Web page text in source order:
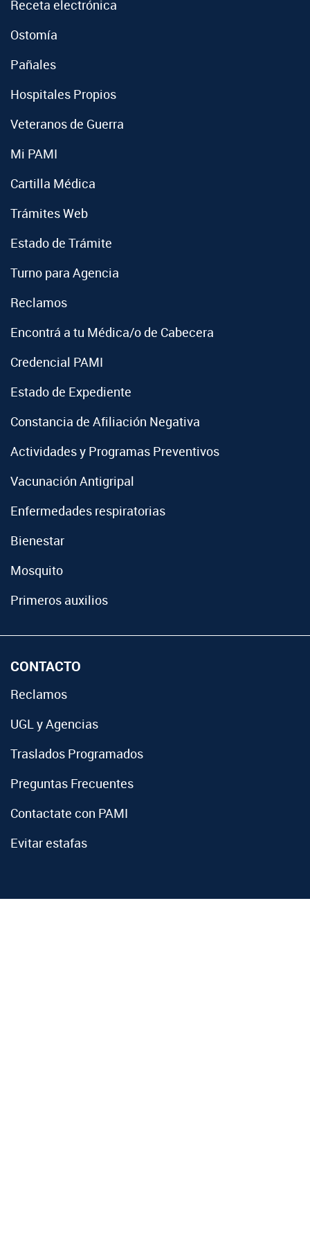
Receta electrónica
Ostomía
Pañales
Hospitales Propios
Veteranos de Guerra
Mi PAMI
Cartilla Médica
Trámites Web
Estado de Trámite
Turno para Agencia
Reclamos
Encontrá a tu Médica/o de Cabecera
Credencial PAMI
Estado de Expediente
Constancia de Afiliación Negativa
Actividades y Programas Preventivos
Vacunación Antigripal
Enfermedades respiratorias
Bienestar
Mosquito
Primeros auxilios
CONTACTO
Reclamos
UGL y Agencias
Traslados Programados
Preguntas Frecuentes
Contactate con PAMI
Evitar estafas